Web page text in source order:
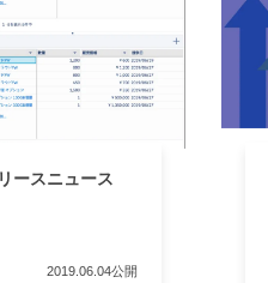
ースニュース
2019.06.04公開